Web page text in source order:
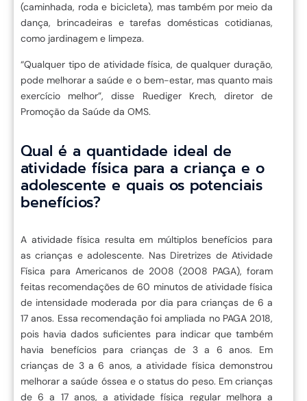
(caminhada, roda e bicicleta), mas também por meio da
dança, brincadeiras e tarefas domésticas cotidianas,
como jardinagem e limpeza.
“Qualquer tipo de atividade física, de qualquer duração,
pode melhorar a saúde e o bem-estar, mas quanto mais
exercício melhor”, disse Ruediger Krech, diretor de
Promoção da Saúde da OMS.
Qual é a quantidade ideal de
atividade física para a criança e o
adolescente e quais os potenciais
benefícios?
A atividade física resulta em múltiplos benefícios para
as crianças e adolescente. Nas Diretrizes de Atividade
Física para Americanos de 2008 (2008 PAGA), foram
feitas recomendações de 60 minutos de atividade física
de intensidade moderada por dia para crianças de 6 a
17 anos. Essa recomendação foi ampliada no PAGA 2018,
pois havia dados suficientes para indicar que também
havia benefícios para crianças de 3 a 6 anos. Em
crianças de 3 a 6 anos, a atividade física demonstrou
melhorar a saúde óssea e o status do peso. Em crianças
de 6 a 17 anos, a atividade física regular melhora a